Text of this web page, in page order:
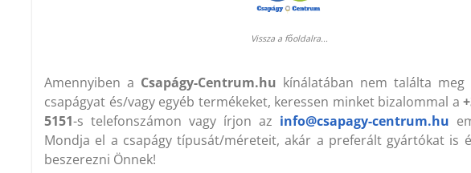
Vissza a főoldalra...
Amennyiben a Csapágy-Centrum.hu kínálatában nem találta meg
csapágyat és/vagy egyéb termékeket, keressen minket bizalommal a
5151-s telefonszámon vagy írjon az info@csapagy-centrum.hu
Mondja el a csapágy típusát/méreteit, akár a preferált gyártókat is
beszerezni Önnek!
17x1120 mm Ékszíj
6004 ZZ (VBF) 20x42x12 mm
Csapágy
17x1120 mm Ékszíj
6004 ZZ (VBF) 20x42x12